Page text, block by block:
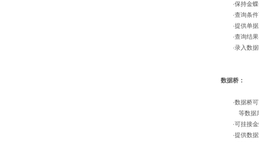
·保持金蝶
·查询条件
·提供单据
·查询结果
·录入数据
数据桥：
·数据桥可
等数据
·可挂接金
·提供数据